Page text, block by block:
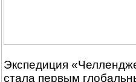
Экспедиция
стала первым